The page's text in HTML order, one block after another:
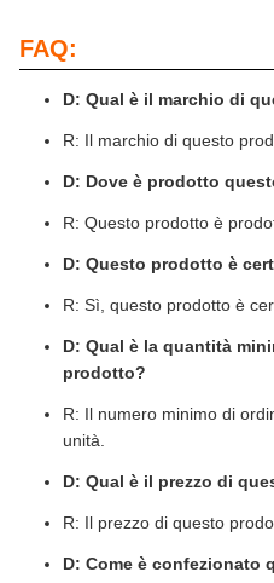
FAQ:
D: Qual è il marchio di
R: Il marchio di questo
D: Dove è prodotto
R: Questo prodotto è
D: Questo prodotto è
R: Sì, questo prodotto è
D: Qual è la quantità
prodotto?
R: Il numero minimo di
unità.
D: Qual è il prezzo di
R: Il prezzo di questo
D: Come è confezionato